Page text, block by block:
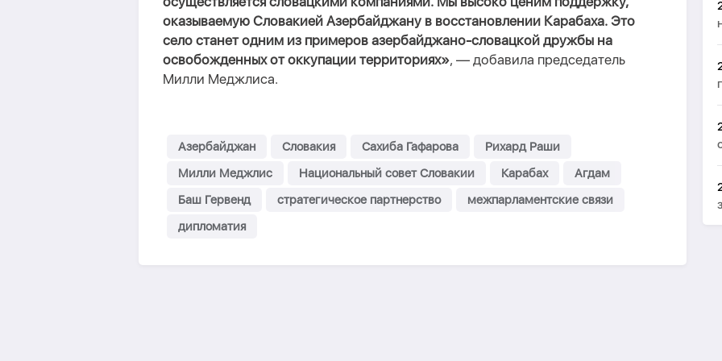
оказываемую Словакией Азербайджану в восстановлении Карабаха. Это
село станет одним из примеров азербайджано-словацкой дружбы на
освобожденных от оккупации территориях», — добавила председатель
Милли Меджлиса.
Азербайджан Словакия Сахиба Гафарова
Рихард Раши
Милли Меджлис
Национальный совет Словакии Карабах
Агдам
Баш Гервенд
стратегическое партнерство
межпарламентские связи
дипломатия